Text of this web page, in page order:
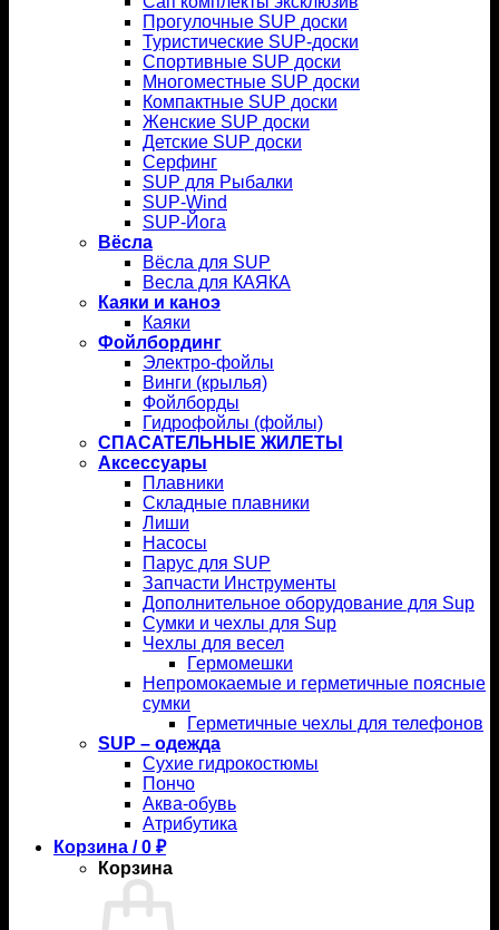
Прогулочные SUP доски
Туристические SUP-доски
Спортивные SUP доски
Многоместные SUP доски
Компактные SUP доски
Женские SUP доски
Детские SUP доски
Серфинг
SUP для Рыбалки
SUP-Wind
SUP-Йога
Вёсла
Вёсла для SUP
Весла для КАЯКА
Каяки и каноэ
Каяки
Фойлбординг
Электро-фойлы
Винги (крылья)
Фойлборды
Гидрофойлы (фойлы)
СПАСАТЕЛЬНЫЕ ЖИЛЕТЫ
Аксессуары
Плавники
Складные плавники
Лиши
Насосы
Парус для SUP
Запчасти Инструменты
Дополнительное оборудование для Sup
Сумки и чехлы для Sup
Чехлы для весел
Гермомешки
Непромокаемые и герметичные поясные
сумки
Герметичные чехлы для телефонов
SUP – одежда
Сухие гидрокостюмы
Пончо
Аква-обувь
Атрибутика
Корзина /0 ₽
Корзина